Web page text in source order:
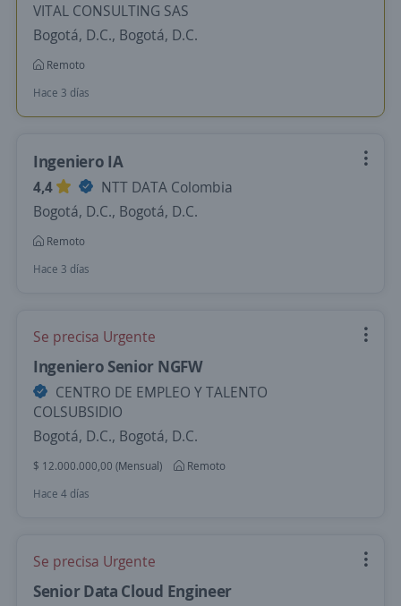
VITAL CONSULTING SAS
Bogotá, D.C., Bogotá, D.C.
Remoto
Hace 3 días
Ingeniero IA
4,4
NTT DATA Colombia
Bogotá, D.C., Bogotá, D.C.
Remoto
Hace 3 días
Se precisa Urgente
Ingeniero Senior NGFW
CENTRO DE EMPLEO Y TALENTO
COLSUBSIDIO
Bogotá, D.C., Bogotá, D.C.
$ 12.000.000,00 (Mensual)
Remoto
Hace 4 días
Se precisa Urgente
Senior Data Cloud Engineer